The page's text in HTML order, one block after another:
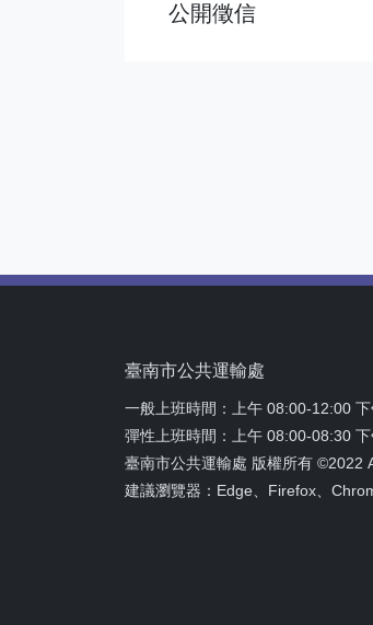
公開徵信
臺南市公共運輸處
一般上班時間：上午 08:00-12:00
彈性上班時間：上午 08:00-08:30
臺南市公共運輸處 版權所有 ©2022
建議瀏覽器：Edge、Firefox、